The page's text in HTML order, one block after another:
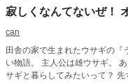
寂しくなんてないぜ！
can
田舎の家で生まれたウサギの『
い物語。 主人公は雄ウサギ。
サギと暮らしてみたいって？ 先ずは、こちらをお読みください。 知ってる人に